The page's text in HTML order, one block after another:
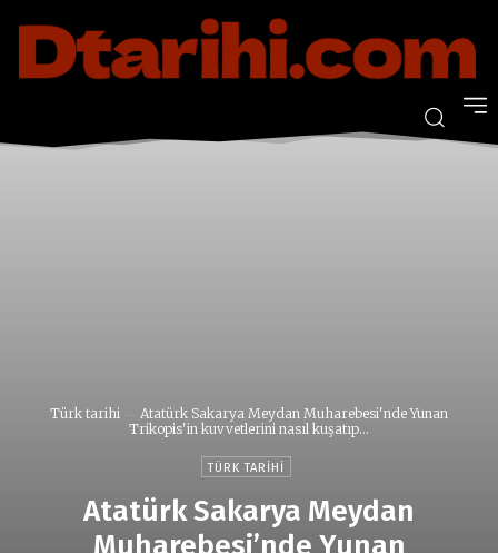
Türk tarihi
Atatürk Sakarya Meydan Muharebesi'nde Yunan
Trikopis'in kuvvetlerini nasıl kuşatıp...
TÜRK TARIHI
Atatürk Sakarya Meydan
Muharebesi’nde Yunan